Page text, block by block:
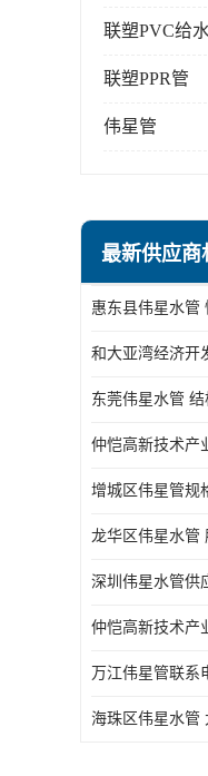
联塑PVC给
联塑PPR管
伟星管
最新供应商
惠东县伟星水管
东莞伟星水管
增城区伟星管规
龙华区伟星水管
深圳伟星水管供
万江伟星管联系
海珠区伟星水管